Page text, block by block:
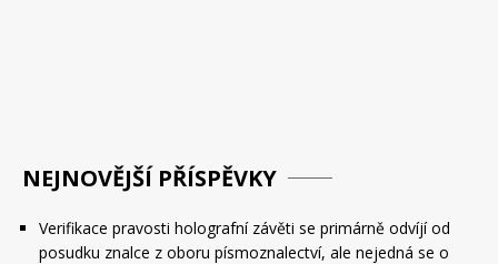
NEJNOVĚJŠÍ PŘÍSPĚVKY
Verifikace pravosti holografní závěti se primárně odvíjí od
posudku znalce z oboru písmoznalectví, ale nejedná se o